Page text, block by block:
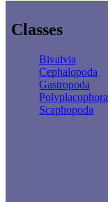
Classes
Bivalvia
Cephalopoda
Gastropoda
Polyplacophora
Scaphopoda